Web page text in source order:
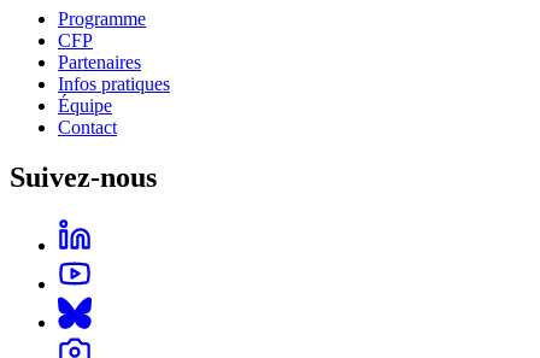
Programme
CFP
Partenaires
Infos pratiques
Équipe
Contact
Suivez-nous